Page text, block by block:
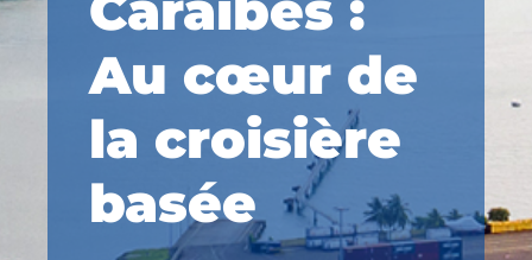
Au cœur de
la croisière
basée